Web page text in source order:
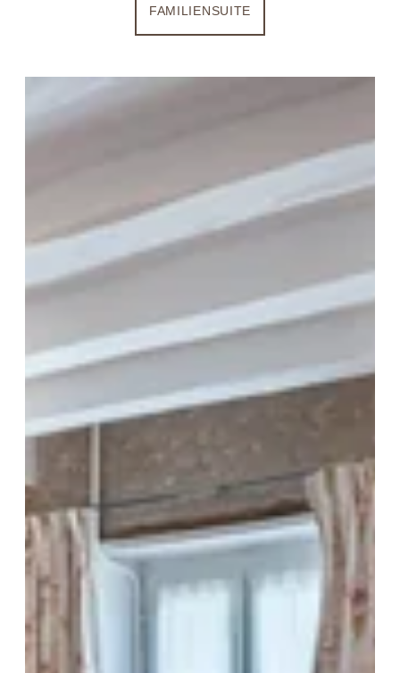
FAMILIENSUITE